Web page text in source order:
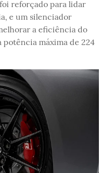
reforçado para lidar
e um silenciador
a eficiência do
máxima de 224